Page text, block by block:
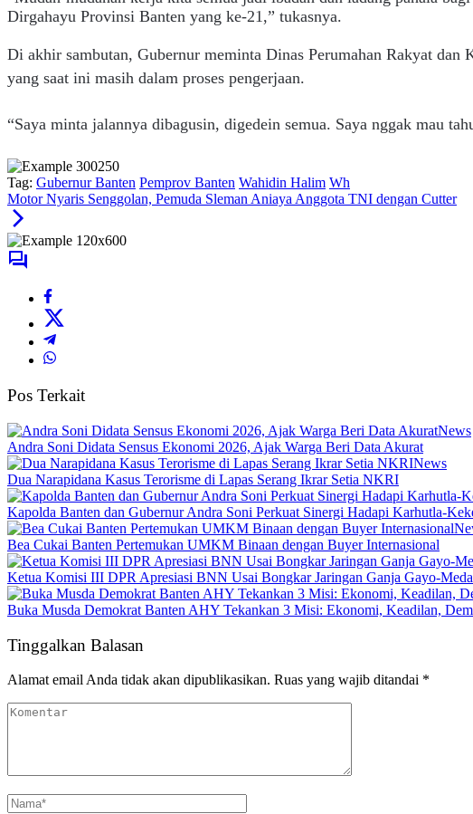
Dirgahayu Provinsi Banten yang ke-21,” tukasnya.
Di akhir sambutan, Gubernur meminta Dinas Perumahan Rakyat dan
yang saat ini masih dalam proses pengerjaan.
“Saya minta jalannya dibagusin, digedein semua. Saya nggak mau
Tag: Gubernur Banten Pemprov Banten Wahidin Halim Wh
Motor Nyaris Senggolan, Pemuda Sleman Aniaya Anggota TNI dengan Cutter
Pos Terkait
News
Andra Soni Didata Sensus Ekonomi 2026, Ajak Warga Beri Data Akurat
News
Dua Narapidana Kasus Terorisme di Lapas Serang Ikrar Setia NKRI
Kapolda Banten dan Gubernur Andra Soni Perkuat Sinergi Hadapi Karhutla-
Bea Cukai Banten Pertemukan UMKM Binaan dengan Buyer Internasional
Ketua Komisi III DPR Apresiasi BNN Usai Bongkar Jaringan Ganja Gayo-
Buka Musda Demokrat Banten AHY Tekankan 3 Misi: Ekonomi, Keadilan,
Tinggalkan Balasan
Alamat email Anda tidak akan dipublikasikan. Ruas yang wajib ditandai *